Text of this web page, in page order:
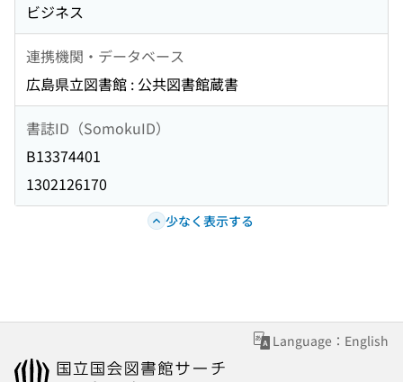
ビジネス
連携機関・データベース
広島県立図書館 : 公共図書館蔵書
書誌ID（SomokuID）
B13374401
1302126170
少なく表示する
Language：English